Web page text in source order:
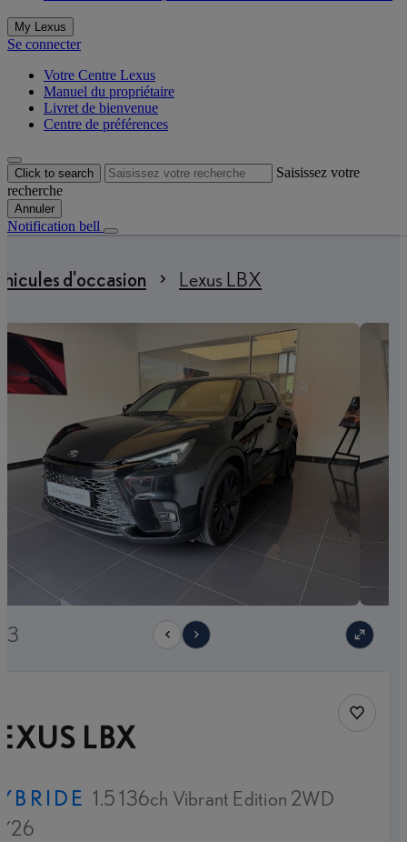
My Lexus
Se connecter
Votre Centre Lexus
Manuel du propriétaire
Livret de bienvenue
Centre de préférences
Click to search
Saisissez votre
recherche
Annuler
Notification bell
d'occasion Lexus LBX
LBX
1.5 136ch Vibrant Edition 2WD